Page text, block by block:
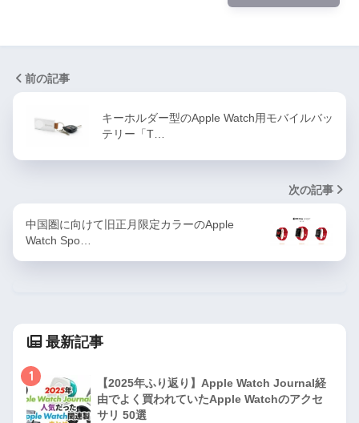
前の記事
キーホルダー型のApple Watch用モバイルバッ
テリー「T…
次の記事
中国圏に向けて旧正月限定カラーのApple
Watch Spo…
最新記事
1
【2025年ふり返り】Apple Watch Journal経
由でよく買われていたApple Watchのアクセ
サリ 50選